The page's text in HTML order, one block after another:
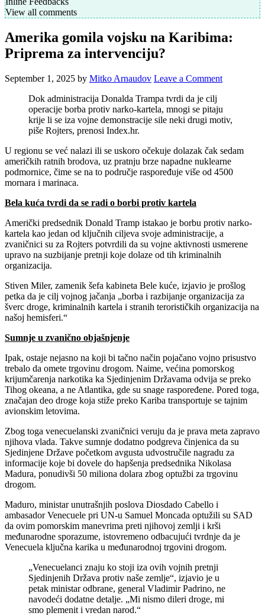
View all comments
Amerika gomila vojsku na Karibima:
Priprema za intervenciju?
September 1, 2025 by Mitko Arnaudov Leave a Comment
Dok administracija Donalda Trampa tvrdi da je cilj
operacije borba protiv narko-kartela, mnogi se pitaju
krije li se iza vojne demonstracije sile neki drugi motiv,
piše Rojters, prenosi Index.hr.
U regionu se već nalazi ili se uskoro očekuje dolazak čak sedam
američkih ratnih brodova, uz pratnju brze napadne nuklearne
podmornice, čime se na to područje raspoređuje više od 4500
mornara i marinaca.
Bela kuća tvrdi da se radi o borbi protiv kartela
Američki predsednik Donald Tramp istakao je borbu protiv narko-
kartela kao jedan od ključnih ciljeva svoje administracije, a
zvaničnici su za Rojters potvrdili da su vojne aktivnosti usmerene
upravo na suzbijanje pretnji koje dolaze od tih kriminalnih
organizacija.
Stiven Miler, zamenik šefa kabineta Bele kuće, izjavio je prošlog
petka da je cilj vojnog jačanja „borba i razbijanje organizacija za
šverc droge, kriminalnih kartela i stranih terorističkih organizacija na
našoj hemisferi.“
Sumnje u zvanično objašnjenje
Ipak, ostaje nejasno na koji bi tačno način pojačano vojno prisustvo
trebalo da omete trgovinu drogom. Naime, većina pomorskog
krijumčarenja narkotika ka Sjedinjenim Državama odvija se preko
Tihog okeana, a ne Atlantika, gde su snage raspoređene. Pored toga,
značajan deo droge koja stiže preko Kariba transportuje se tajnim
avionskim letovima.
Zbog toga venecuelanski zvaničnici veruju da je prava meta zapravo
njihova vlada. Takve sumnje dodatno podgreva činjenica da su
Sjedinjene Države početkom avgusta udvostručile nagradu za
informacije koje bi dovele do hapšenja predsednika Nikolasa
Madura, ponudivši 50 miliona dolara zbog optužbi za trgovinu
drogom.
Maduro, ministar unutrašnjih poslova Diosdado Cabello i
ambasador Venecuele pri UN-u Samuel Moncada optužili su SAD
da ovim pomorskim manevrima preti njihovoj zemlji i krši
međunarodne sporazume, istovremeno odbacujući tvrdnje da je
Venecuela ključna karika u međunarodnoj trgovini drogom.
„Venecuelanci znaju ko stoji iza ovih vojnih pretnji
Sjedinjenih Država protiv naše zemlje“, izjavio je u
petak ministar odbrane, general Vladimir Padrino, ne
navodeći dodatne detalje. „Mi nismo dileri droge, mi
smo plemenit i vredan narod.“